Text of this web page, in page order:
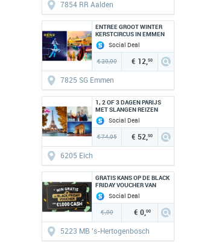
7854 RR Aalden
ENTREE GROOT WINTER
KERSTCIRCUS IN EMMEN
Social Deal
€ 20,00 € 12,50
7825 SG Emmen
1, 2 OF 3 DAGEN PARIJS
MET SLANGEN REIZEN
Social Deal
€ 74,95 € 52,50
6205 Eich
GRATIS KANS OP DE BLACK
FRIDAY VOUCHER VAN
1,000 EURO CASH
Social Deal
€ ,00 € 0,00
5223 MB 's-Hertogenbosch